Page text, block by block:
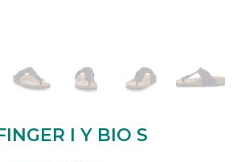
I Y BIO S